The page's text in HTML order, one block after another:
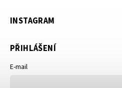
INSTAGRAM
PŘIHLÁŠENÍ
E-mail